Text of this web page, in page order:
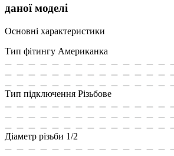
даної моделі
Основні характеристики
Тип фітингу Американка
Тип підключення Різьбове
Діаметр різьби 1/2